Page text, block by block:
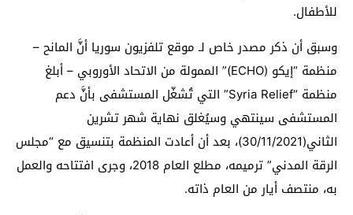
للأطفال.
وسبق أن ذكر مصدر خاص لـ موقع تلفزيون سوريا أنَّ المانح –
منظمة “إيكو (ECHO)” الممولة من الاتحاد الأوروبي – أبلغ
منظمة “Syria Relief” التي تُشغّل المستشفى بأنَّ دعم
المستشفى سينتهي وسيُغلق نهاية شهر تشرين
الثاني(30/11/2021)، بعد أن أعادت المنظمة بتنسيق مع “مجلس
الرقة المدني” ترميمه، مطلع العام 2018، وجرى افتتاحه والعمل
به، منتصف أيار من العام ذاته.